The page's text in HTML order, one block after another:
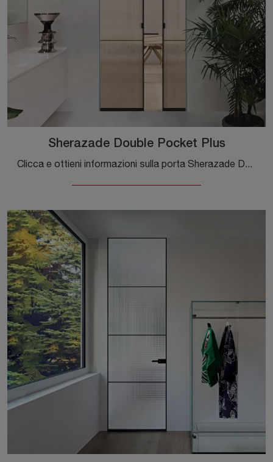
Sherazade Double Pocket Plus
Clicca e ottieni informazioni sulla porta Sherazade Double Pocket Plus di Glas Italia con telaio in alluminio: le più originali porte interne ...